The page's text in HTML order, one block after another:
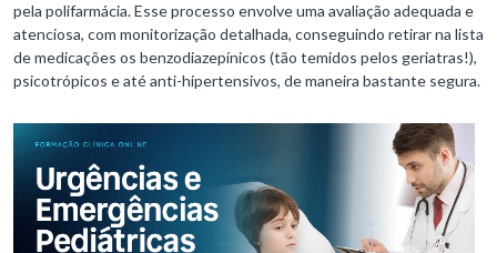
pela polifarmácia. Esse processo envolve uma avaliação adequada e
atenciosa, com monitorização detalhada, conseguindo retirar na lista
de medicações os benzodiazepínicos (tão temidos pelos geriatras!),
psicotrópicos e até anti-hipertensivos, de maneira bastante segura.